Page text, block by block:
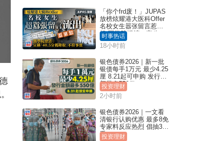
「你个frd废！」JUPAS
放榜炫耀港大医科Offer
名校女生嚣张留言惹众
怒 医学院澄清：宣称
「40.5分获录取」不符事
实｜Juicy叮
时事热话
18小时前
银色债券2026｜新一批
银债每手1万元 最少4.25
厘 8.21起可申购 发行金
额最多550亿
投资理财
2小时前
银色债券2026｜一文看
清银行认购优惠 最多8免
专家料反应热烈 倡抽30
手
投资理财